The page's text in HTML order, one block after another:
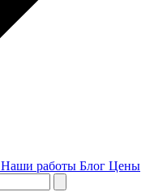
Наши работы Блог Цены